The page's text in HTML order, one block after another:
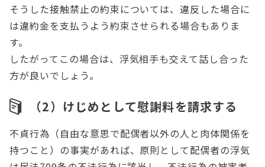
そうした接触禁止の約束については、違反した場合に
は違約金を支払うよう約束させられる場合もありま
す。
したがってこの場合は、浮気相手も交えて話し合った
方が良いでしょう。
（2）けじめとして慰謝料を請求する
不貞行為（自由な意思で配偶者以外の人と肉体関係を
持つこと）の事実があれば、原則として配偶者の浮気